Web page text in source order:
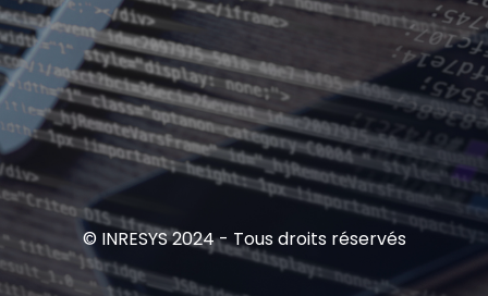
© INRESYS 2024 - Tous droits réservés